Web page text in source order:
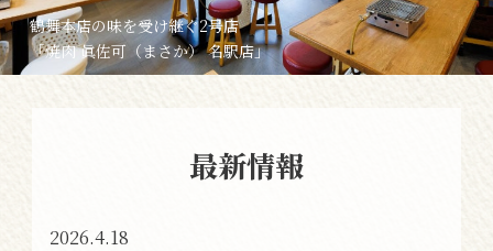
鶴舞本店の味を受け継ぐ2号店
「焼肉 眞佐可（まさか） 名駅店」
最新情報
2026.4.18